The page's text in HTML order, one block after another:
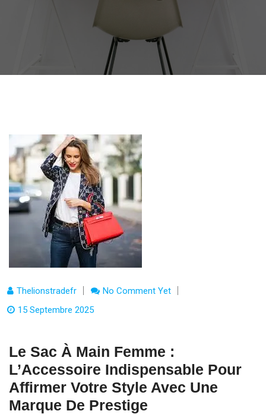
Thelionstradefr
No Comment Yet
15 Septembre 2025
Le Sac À Main Femme :
L’Accessoire Indispensable Pour
Affirmer Votre Style Avec Une
Marque De Prestige